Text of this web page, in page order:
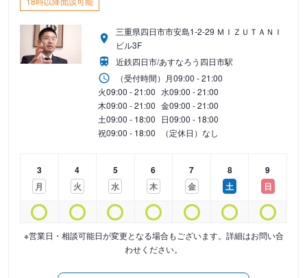
三重県四日市市安島1-2-29 ＭＩＺＵＴＡＮＩ
ビル3F
近鉄四日市/あすなろう四日市駅
（受付時間） 月09:00 - 21:00
火09:00 - 21:00 水09:00 - 21:00
木09:00 - 21:00 金09:00 - 21:00
土09:00 - 18:00 日09:00 - 18:00
祝09:00 - 18:00 （定休日）なし
3
月
4
火
5
水
6
木
7
金
8
土
9
日
※営業日・相談可能日が変更となる場合もございます。詳細はお問い合
わせください。